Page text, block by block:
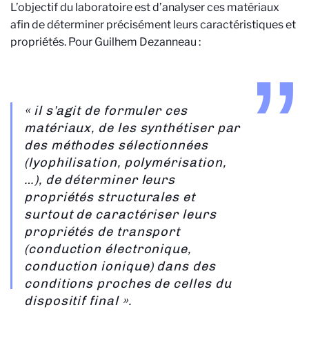
L’objectif du laboratoire est d’analyser ces matériaux
afin de déterminer précisément leurs caractéristiques et
propriétés. Pour Guilhem Dezanneau :
« il s’agit de formuler ces
matériaux, de les synthétiser par
des méthodes sélectionnées
(lyophilisation, polymérisation,
…), de déterminer leurs
propriétés structurales et
surtout de caractériser leurs
propriétés de transport
(conduction électronique,
conduction ionique) dans des
conditions proches de celles du
dispositif final ».